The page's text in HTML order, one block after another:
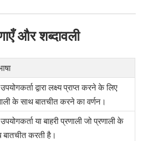
और शब्दावली
द्वारा लक्ष्य प्राप्त करने के लिए
के साथ बातचीत करने का वर्णन।
या बाहरी प्रणाली जो प्रणाली के
बातचीत करती है।